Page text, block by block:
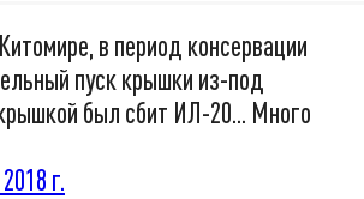
в период консервации
пуск крышки из-под
был сбит ИЛ-20... Много
г.